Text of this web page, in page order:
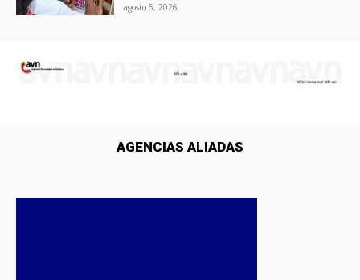
agosto 5, 2026
AGENCIAS ALIADAS